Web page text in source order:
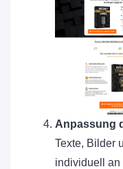
Anpassung
Texte, Bilder
individuell an